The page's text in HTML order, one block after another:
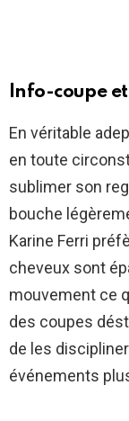
Info-coupe
En véritable
en toute
sublimer son
bouche
Karine Ferri
cheveux sont
mouvement ce
des coupes
de les
événements